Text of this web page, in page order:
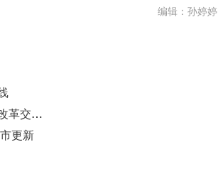
编辑：孙婷婷
（聚焦“十四五” 展现新担当）山东“十四五”医保改革交惠民答卷
更新